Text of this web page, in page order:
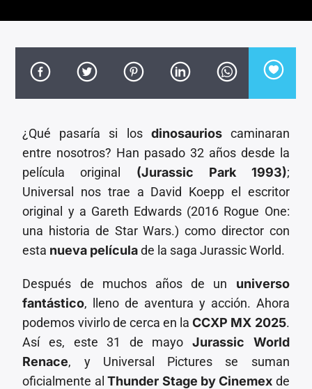
CANCIÓN ACTUAL
TÍTULO
Invencible Radio
¿Qué pasaría si los dinosaurios caminaran
entre nosotros? Han pasado 32 años desde la
película original (Jurassic Park 1993);
Universal nos trae a David Koepp el escritor
original y a Gareth Edwards (2016 Rogue One:
una historia de Star Wars.) como director con
esta nueva películade la saga Jurassic World.
Después de muchos años de un universo
fantástico, lleno de aventura y acción. Ahora
podemos vivirlo de cerca en laCCXP MX 2025.
Así es, este 31 de mayo Jurassic World
Renace, y Universal Pictures se suman
oficialmente alThunder Stage by Cinemex de